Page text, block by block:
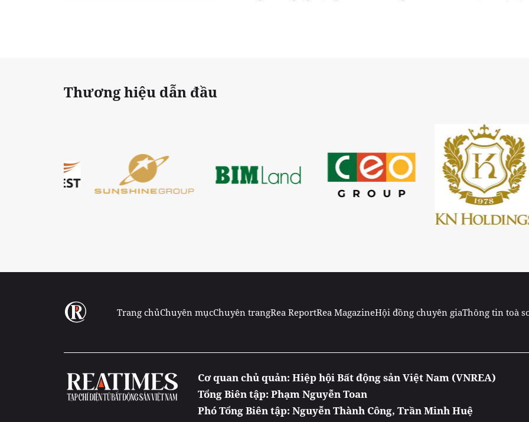
Thương hiệu dẫn đầu
Trang chủChuyên mụcChuyên trangRea ReportRea MagazineHội đồng chuyên giaThông tin toà
Cơ quan chủ quản: Hiệp hội Bất động sản Việt Nam (VNREA)
Tổng Biên tập: Phạm Nguyễn Toan
Phó Tổng Biên tập: Nguyễn Thành Công, Trần Minh Huệ